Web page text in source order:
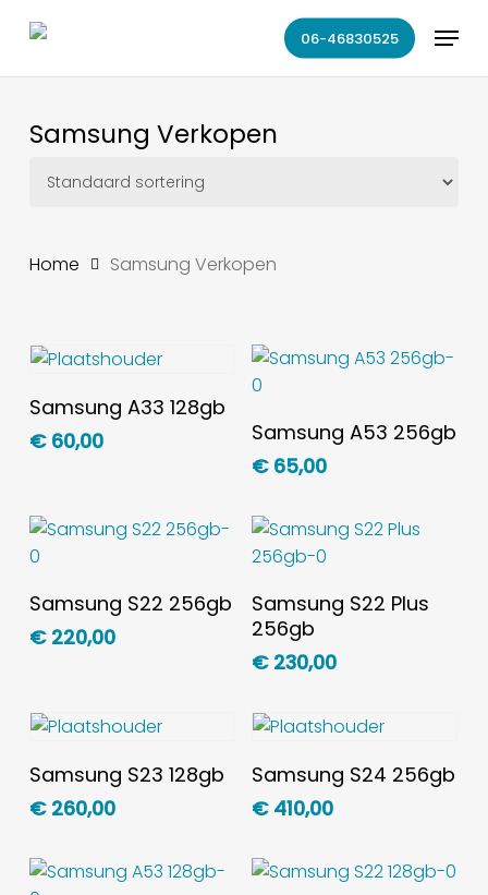
06-46830525 Menu
Samsung Verkopen
Home Samsung Verkopen
Toevoegen Aan
Winkelwagen
Samsung A33 128gb
€60,00
Toevoegen Aan
Winkelwagen
Samsung A53 256gb
€65,00
Toevoegen Aan
Winkelwagen
Samsung S22 256gb
€220,00
Toevoegen Aan
Winkelwagen
Samsung S22 Plus
256gb
€230,00
Toevoegen Aan
Winkelwagen
Samsung S23 128gb
€260,00
Toevoegen Aan
Winkelwagen
Samsung S24 256gb
€410,00